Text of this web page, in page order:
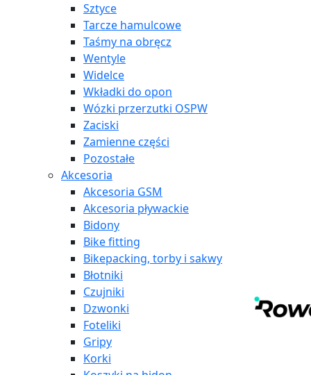
Sztyce
Tarcze hamulcowe
Taśmy na obręcz
Wentyle
Widelce
Wkładki do opon
Wózki przerzutki OSPW
Zaciski
Zamienne części
Pozostałe
Akcesoria
Akcesoria GSM
Akcesoria pływackie
Bidony
Bike fitting
Bikepacking, torby i sakwy
Błotniki
Czujniki
Dzwonki
Foteliki
Gripy
Korki